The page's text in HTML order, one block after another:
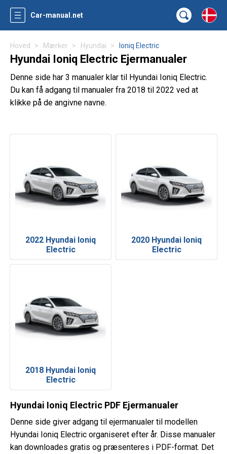
Car-manual.net
Hoved Mærker Hyundai Ioniq Electric
Hyundai Ioniq Electric Ejermanualer
Denne side har 3 manualer klar til Hyundai Ioniq Electric.
Du kan få adgang til manualer fra 2018 til 2022 ved at
klikke på de angivne navne.
2022 Hyundai Ioniq
Electric
2020 Hyundai Ioniq
Electric
2018 Hyundai Ioniq
Electric
Hyundai Ioniq Electric PDF Ejermanualer
Denne side giver adgang til ejermanualer til modellen
Hyundai Ioniq Electric organiseret efter år. Disse manualer
kan downloades gratis og præsenteres i PDF-format. Det